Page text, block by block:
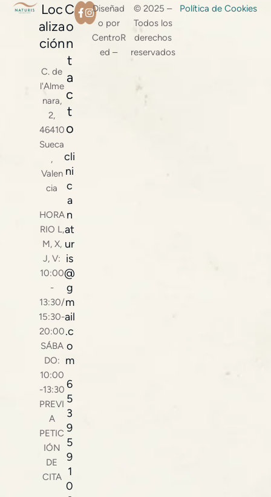
Loc
aliza
ción
C. de
l'Alme
nara,
2,
46410
Sueca
,
Valen
cia
HORA
RIO L,
M, X,
J, V:
10:00
-
13:30/
15:30-
20:00
SÁBA
DO:
10:00
-13:30
PREVI
A
PETIC
IÓN
DE
CITA
C
o
n
t
a
c
t
o
cli
ni
c
a
n
at
ur
is
@
g
m
ail
.c
o
m
6
5
3
9
5
9
1
0
Diseñad
o por
CentroR
ed –
© 2025 –
Todos los
derechos
reservados
Política de Cookies